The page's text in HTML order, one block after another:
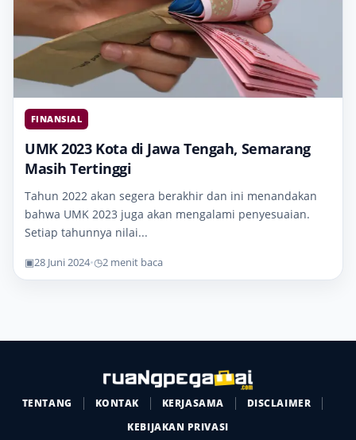
FINANSIAL
UMK 2023 Kota di Jawa Tengah, Semarang
Masih Tertinggi
Tahun 2022 akan segera berakhir dan ini menandakan
bahwa UMK 2023 juga akan mengalami penyesuaian.
Setiap tahunnya nilai...
▣28 Juni 2024•◷2 menit baca
TENTANG KONTAK KERJASAMA
DISCLAIMER
KEBIJAKAN PRIVASI